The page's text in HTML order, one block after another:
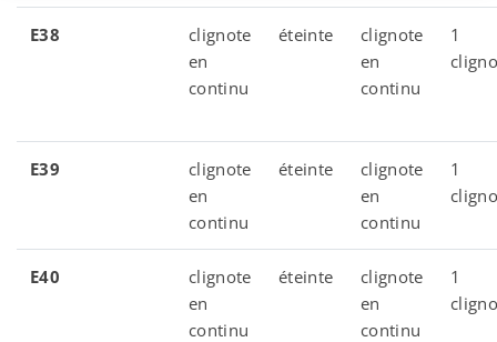
E38
clignote
en
continu
éteinte
clignote
en
continu
1
E39
clignote
en
continu
éteinte
clignote
en
continu
1
E40
clignote
en
continu
éteinte
clignote
en
continu
1